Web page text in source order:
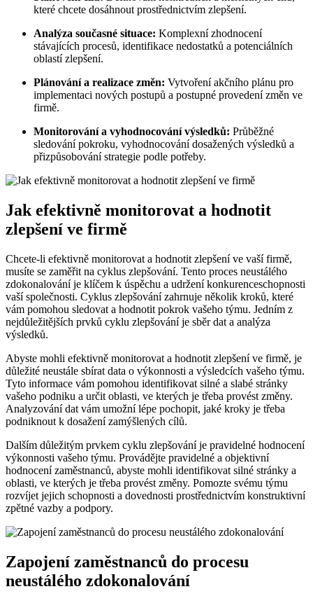
které chcete dosáhnout prostřednictvím zlepšení.
Analýza současné situace: Komplexní zhodnocení
stávajících procesů, identifikace nedostatků a potenciálních
oblastí zlepšení.
Plánování a realizace změn: Vytvoření akčního plánu pro
implementaci nových postupů a postupné provedení změn ve
firmě.
Monitorování a vyhodnocování výsledků: Průběžné
sledování pokroku, vyhodnocování dosažených výsledků a
přizpůsobování strategie podle potřeby.
Jak efektivně monitorovat a hodnotit
zlepšení ve firmě
Chcete-li efektivně monitorovat a hodnotit zlepšení ve vaší firmě,
musíte se zaměřit na cyklus zlepšování. Tento proces neustálého
zdokonalování je klíčem k úspěchu a udržení konkurenceschopnosti
vaší společnosti. Cyklus zlepšování zahrnuje několik kroků, které
vám pomohou sledovat a hodnotit pokrok vašeho týmu. Jedním z
nejdůležitějších prvků cyklu zlepšování je sběr dat a analýza
výsledků.
Abyste mohli efektivně monitorovat a hodnotit zlepšení ve firmě, je
důležité neustále sbírat data o výkonnosti a výsledcích vašeho týmu.
Tyto informace vám pomohou identifikovat silné a slabé stránky
vašeho podniku a určit oblasti, ve kterých je třeba provést změny.
Analyzování dat vám umožní lépe pochopit, jaké kroky je třeba
podniknout k dosažení zamýšlených cílů.
Dalším důležitým prvkem cyklu zlepšování je pravidelné hodnocení
výkonnosti vašeho týmu. Provádějte pravidelné a objektivní
hodnocení zaměstnanců, abyste mohli identifikovat silné stránky a
oblasti, ve kterých je třeba provést změny. Pomozte svému týmu
rozvíjet jejich schopnosti a dovednosti prostřednictvím konstruktivní
zpětné vazby a podpory.
Zapojení zaměstnanců do procesu
neustálého zdokonalování